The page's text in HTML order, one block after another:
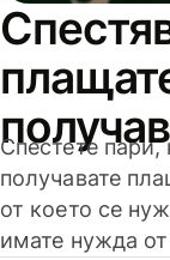
Спестете пари,
получавате
от което се
имате нужда